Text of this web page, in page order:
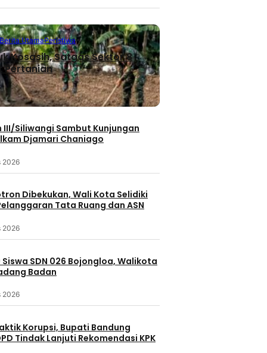
Berita Utama
UtamaPeristiwa
Kosasih, Satgas Sektor 8
Pertanian
III/Siliwangi Sambut Kunjungan
Djamari Chaniago
2026
Dibekukan, Wali Kota Selidiki
Tata Ruang dan ASN
2026
Siswa SDN 026 Bojongloa, Walikota
Badan
2026
Korupsi, Bupati Bandung
Tindak Lanjuti Rekomendasi KPK